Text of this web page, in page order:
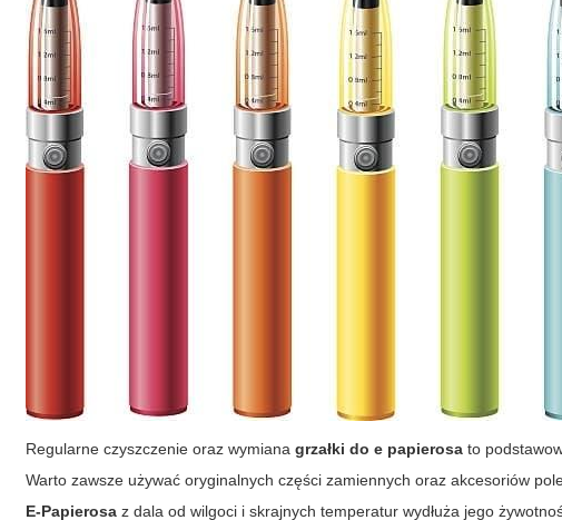
Regularne czyszczenie oraz wymianagrzałki do e papierosa to
Warto zawsze używać oryginalnych części zamiennych oraz akcesoriów
E-Papierosa z dala od wilgoci i skrajnych temperatur wydłuża jego